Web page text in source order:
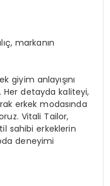
markanın
giyim anlayışını
Her detayda kaliteyi,
erkek modasında
Vitali Tailor,
sahibi erkeklerin
deneyimi